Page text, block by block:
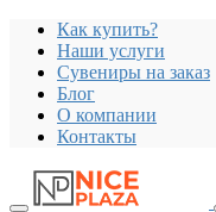
Как купить?
Наши услуги
Сувениры на заказ
Блог
О компании
Контакты